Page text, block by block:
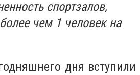
спортзалов,
чем 1 человек на
дня вступили